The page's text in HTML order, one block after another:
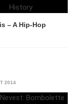
– A Hip-Hop
2014